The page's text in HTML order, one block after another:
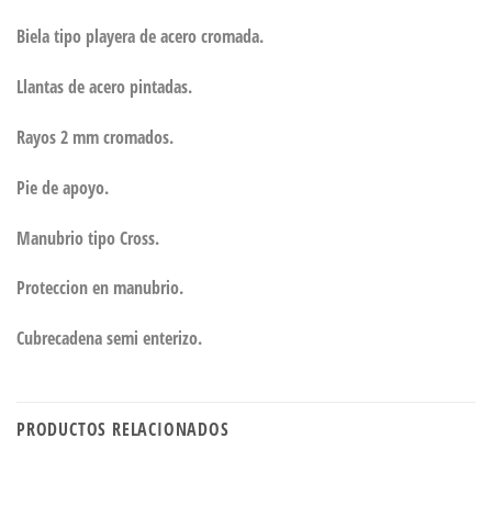
Biela tipo playera de acero cromada.
Llantas de acero pintadas.
Rayos 2 mm cromados.
Pie de apoyo.
Manubrio tipo Cross.
Proteccion en manubrio.
Cubrecadena semi enterizo.
PRODUCTOS RELACIONADOS